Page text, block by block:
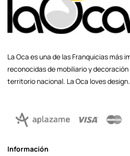
La Oca es una de las Franquicias más
reconocidas de mobiliario y
territorio nacional. La Oca loves design.
Información